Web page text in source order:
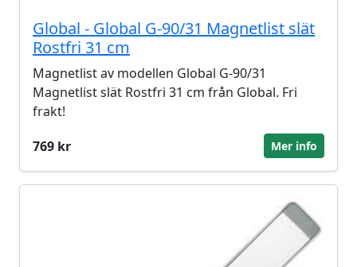
Global - Global G-90/31 Magnetlist slät
Rostfri 31 cm
Magnetlist av modellen Global G-90/31
Magnetlist slät Rostfri 31 cm från Global. Fri
frakt!
769 kr
Mer info